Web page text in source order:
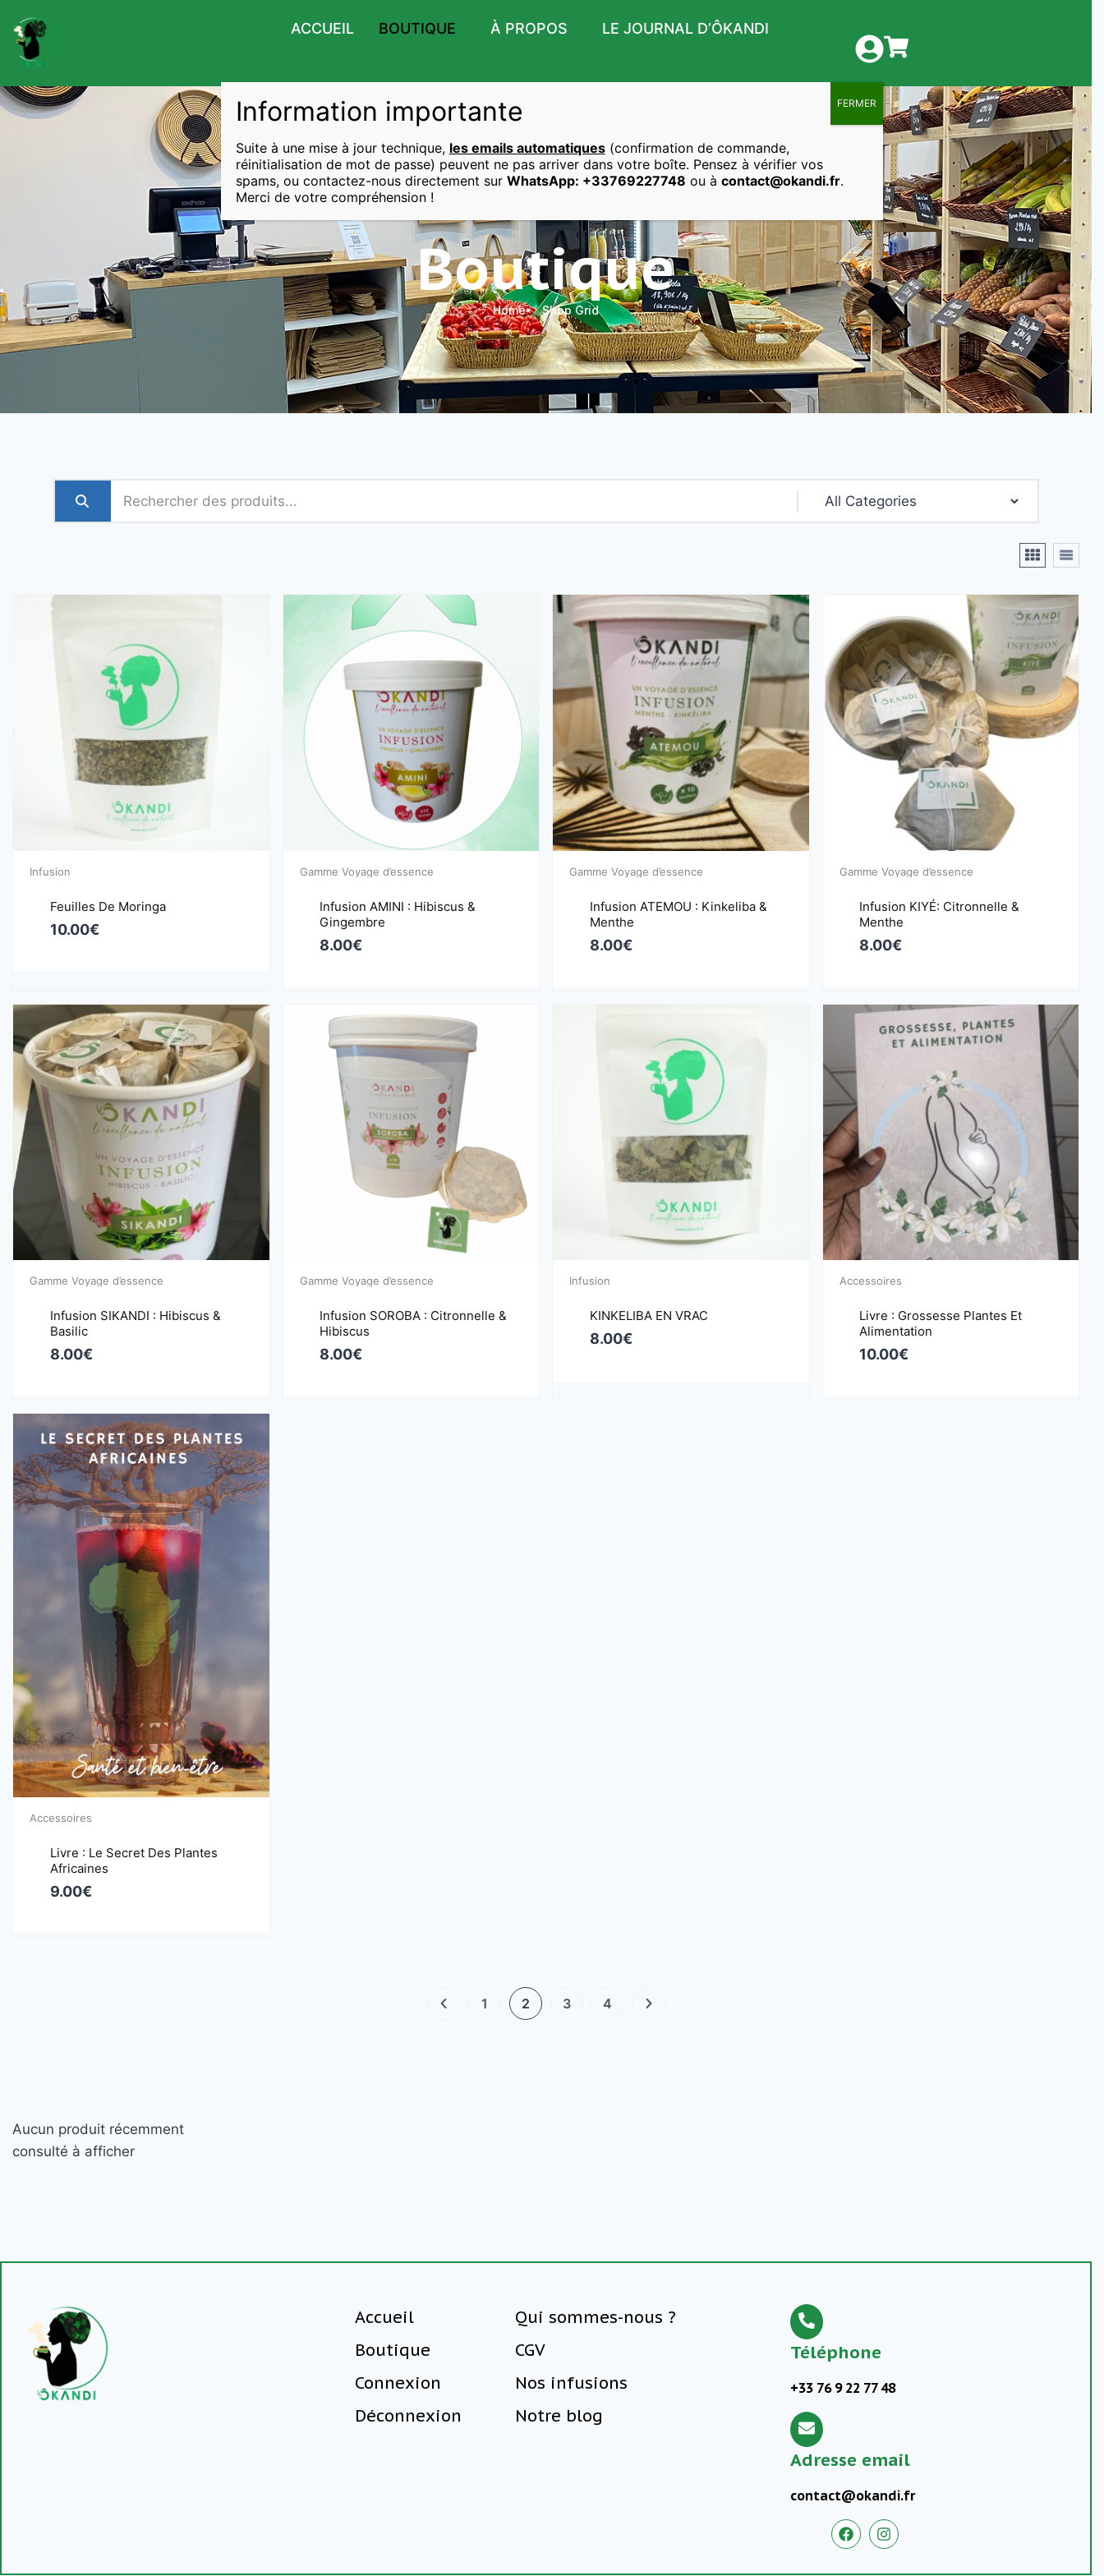
ACCUEIL BOUTIQUE À PROPOS LE JOURNAL D’ÔKANDI
Boutique
Home Shop Grid
Infusion
Feuilles De Moringa
10.00€
Gamme Voyage d’essence
Infusion AMINI : Hibiscus &
Gingembre
8.00€
Gamme Voyage d’essence
Infusion ATEMOU : Kinkeliba &
Menthe
8.00€
Gamme Voyage d’essence
Infusion KIYÉ: Citronnelle &
Menthe
8.00€
Gamme Voyage d’essence
Infusion SIKANDI : Hibiscus &
Basilic
8.00€
Gamme Voyage d’essence
Infusion SOROBA : Citronnelle &
Hibiscus
8.00€
Infusion
KINKELIBA EN VRAC
8.00€
Accessoires
Livre : Grossesse Plantes Et
Alimentation
10.00€
Accessoires
Livre : Le Secret Des Plantes
Africaines
9.00€
1 2 3 4
Aucun produit récemment
consulté à afficher
Accueil
Boutique
Connexion
Déconnexion
Qui sommes-nous ?
CGV
Nos infusions
Notre blog
Téléphone
+33 76 9 22 77 48
Adresse email
contact@okandi.fr
Information importante
Suite à une mise à jour technique, les emails automatiques(confirmation de commande,
réinitialisation de mot de passe) peuvent ne pas arriver dans votre boîte. Pensez à vérifier vos
spams, ou contactez-nous directement sur WhatsApp: +33769227748 ou à contact@okandi.fr.
Merci de votre compréhension !
FERMER